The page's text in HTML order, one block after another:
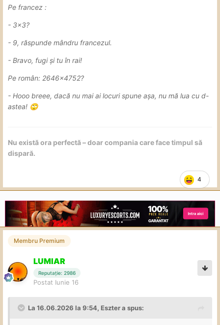
Pe francez :
- 3×3?
- 9, răspunde mândru francezul.
- Bravo, fugi și tu în rai!
Pe român: 2646×4752?
- Hooo breee, dacă nu mai ai locuri spune așa, nu mă lua cu d-
astea! 🙄
4
Nu există ora perfectă – doar compania care face timpul să
dispară.
Membru Premium
LUMIAR
Reputație: 2986
Postat Iunie 16
La 16.06.2026 la 9:54, Esztera spus: